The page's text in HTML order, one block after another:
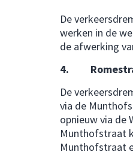
De
werken in de
de afwerking
4.
De
via de
opnieuw via de
Munthofstraat
Munthofstraat